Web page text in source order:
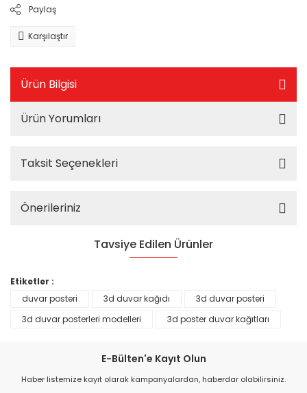
Paylaş
Karşılaştır
Ürün Bilgisi
Ürün Yorumları
Taksit Seçenekleri
Önerileriniz
Tavsiye Edilen Ürünler
Etiketler :
duvar posteri
3d duvar kağıdı
3d duvar posteri
3d duvar posterleri modelleri
3d poster duvar kağıtları
E-Bülten'e Kayıt Olun
Haber listemize kayıt olarak kampanyalardan, haberdar olabilirsiniz.